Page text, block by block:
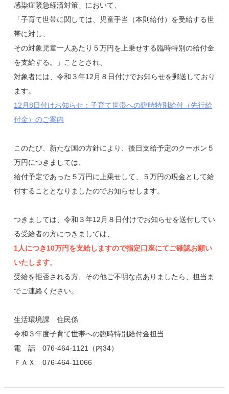
感染症緊急経済対策」において、
「子育て世帯に関しては、児童手当（本則給付）を受給する世
帯に対し、
その対象児童一人あたり５万円を上乗せする臨時特別の給付金
を支給する。」こととされ、
対象者には、令和３年12月８日付けでお知らせを郵送しており
ます。
12月8日付けお知らせ：子育て世帯への臨時特別給付（先行給
付金）のご案内
このたび、新たな国の方針により、後日支給予定のクーポン５
万円につきましては、
給付予定であった５万円に上乗せして、５万円の現金として給
付することとなりましたのでお知らせします。
つきましては、令和３年12月８日付けでお知らせを送付してい
る受給者の方につきましては、
1人につき10万円を支給しますので指定口座にてご確認お願い
いたします。
受給を拒否される方、その他ご不明な点ありましたら、担当ま
でご連絡ください。
生活環境課 住民係
令和３年度子育て世帯への臨時特別給付金担当
電 話 076-464-1121（内34）
ＦＡＸ 076-464-11066